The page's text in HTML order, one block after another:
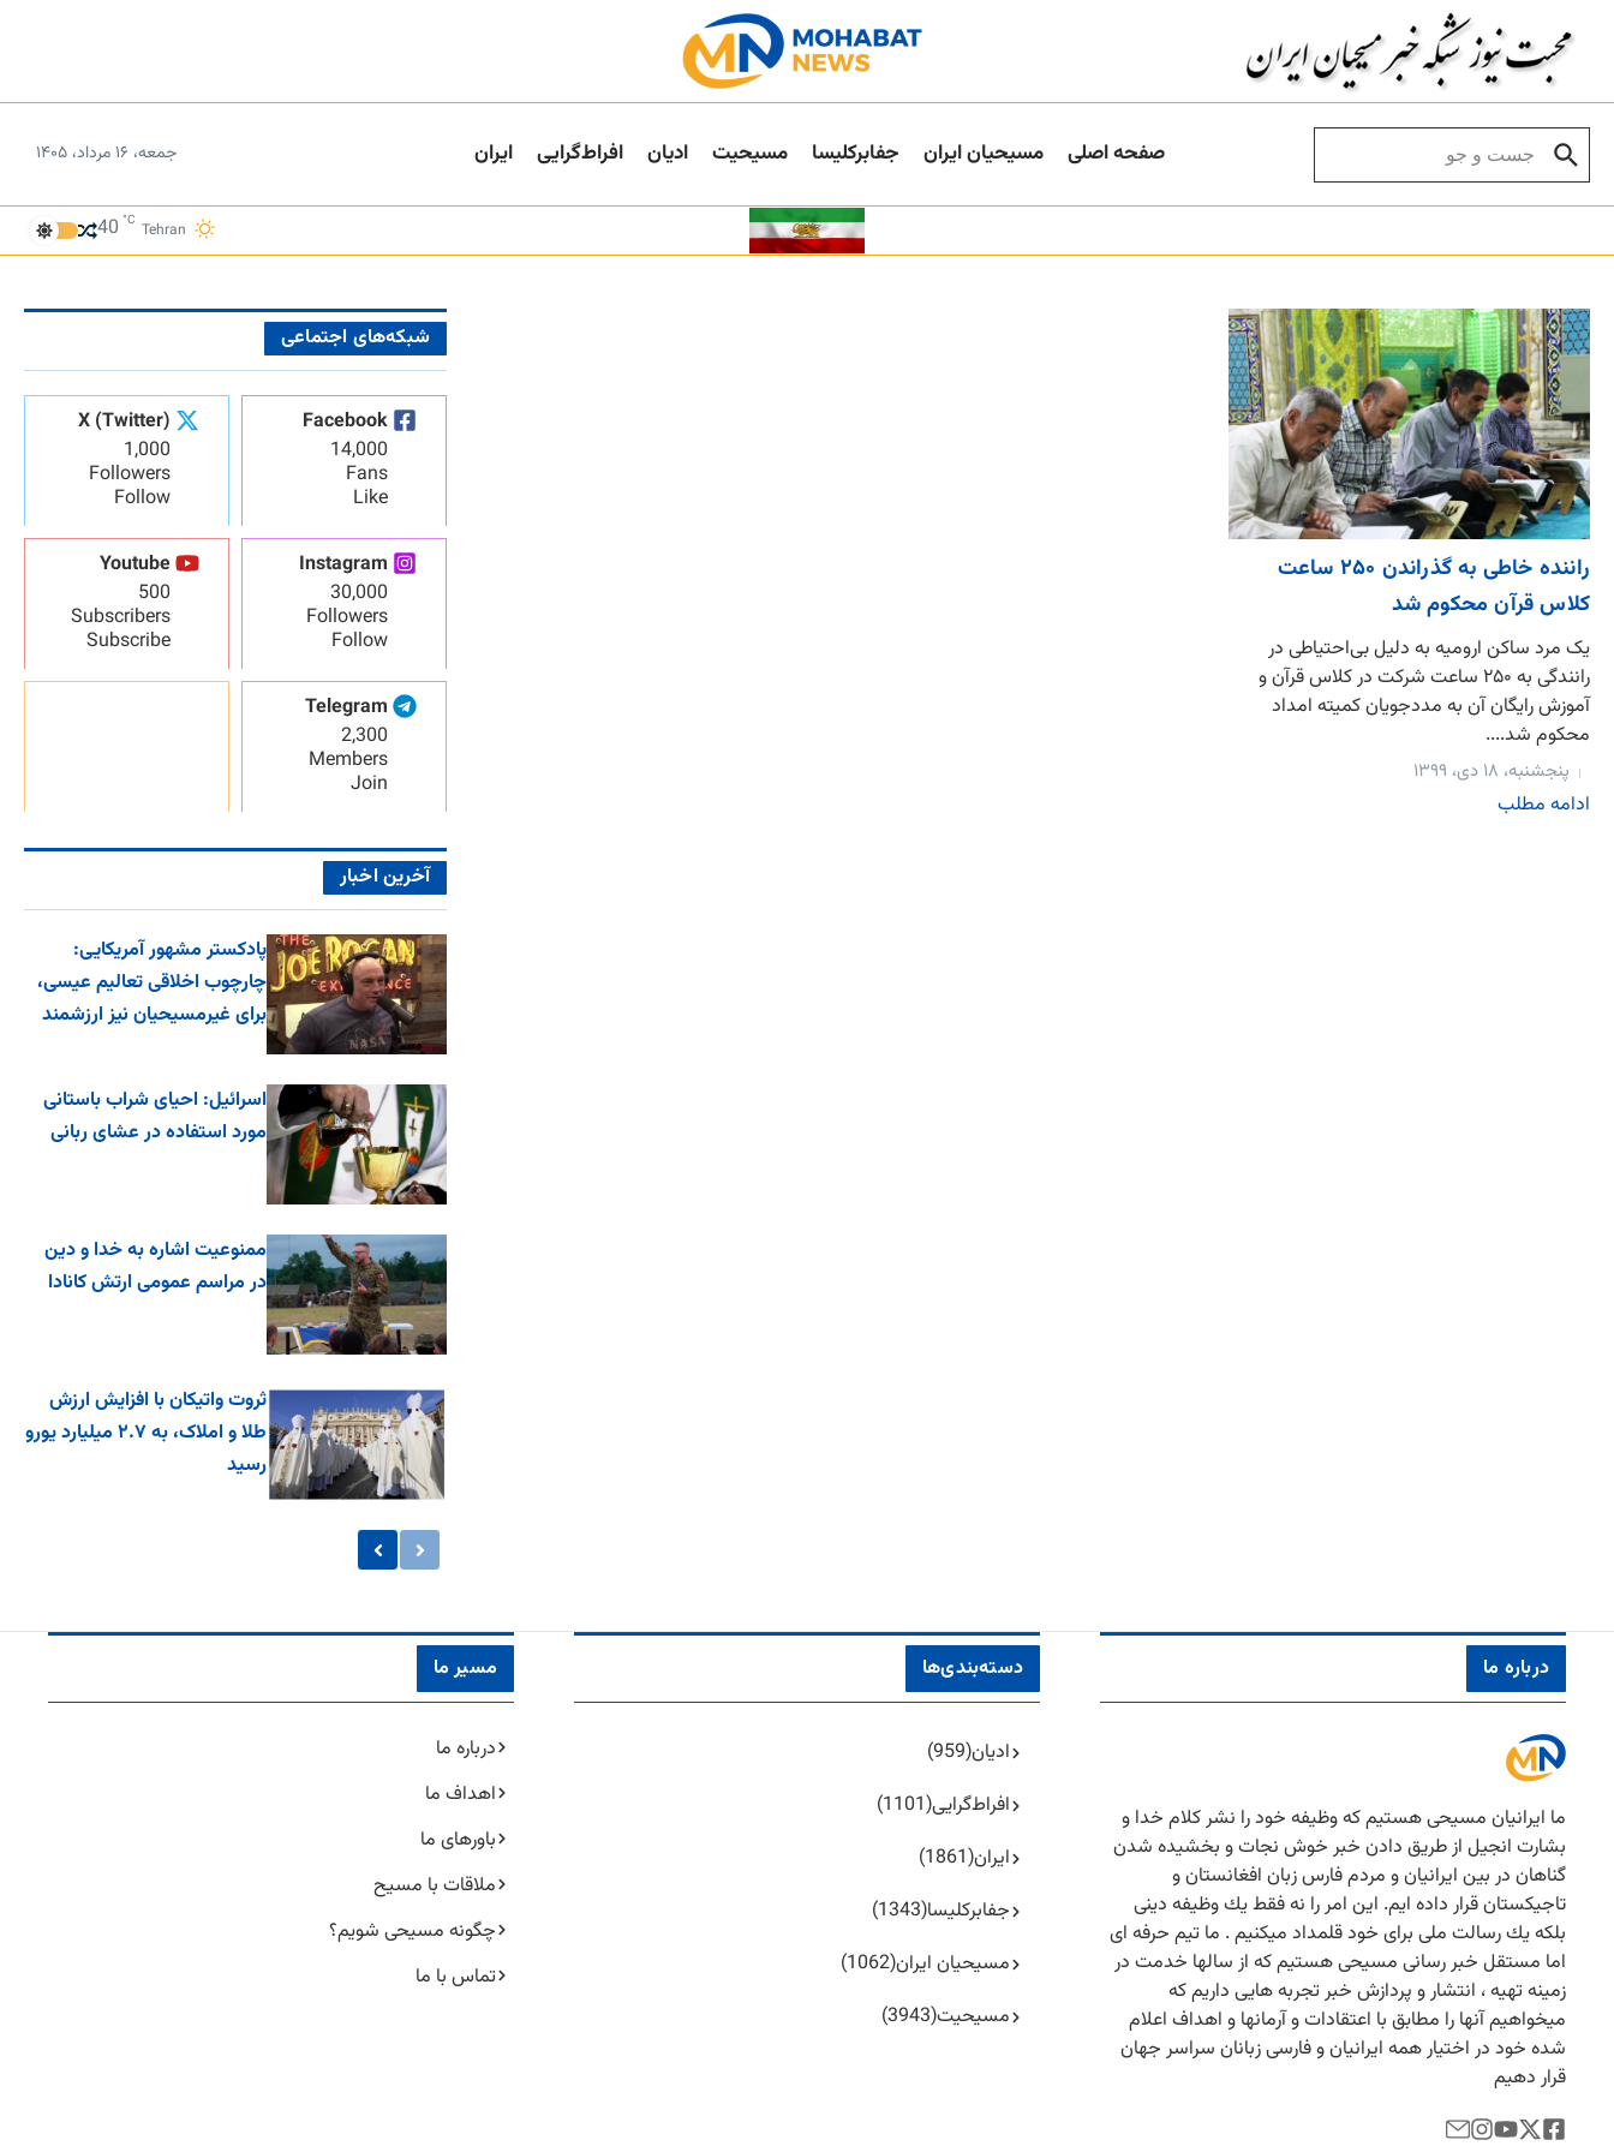
صفحه اصلی مسیحیان ایران جفا‌بر‌کلیسا مسیحیت ادیان افراط‌گرایی ایران جمعه، ۱۶ مرداد، ۱۴۰۵
Tehran
40 °C
راننده خاطی به گذراندن ۲۵۰ ساعت
کلاس قرآن محکوم شد
یک مرد ساکن ارومیه به دلیل بی‌احتیاطی در
رانندگی به ۲۵۰ ساعت شرکت در کلاس‌ قرآن و
آموزش رایگان آن به مددجویان کمیته امداد
محکوم شد....
پنجشنبه، ۱۸ دی، ۱۳۹۹
ادامه مطلب
شبکه‌های اجتماعی
Facebook
14,000
Fans
Like
X (Twitter)
1,000
Followers
Follow
Instagram
30,000
Followers
Follow
Youtube
500
Subscribers
Subscribe
Telegram
2,300
Members
Join
آخرین اخبار
پادکستر مشهور آمریکایی:
چارچوب اخلاقی تعالیم عیسی،
برای غیرمسیحیان نیز ارزشمند
اس...
اسرائیل: احیای شراب باستانی
مورد استفاده در عشای ربانی
ممنوعیت اشاره به خدا و دین
در مراسم عمومی ارتش کانادا
ثروت واتیکان با افزایش ارزش
طلا و املاک، به ۲.۷ میلیارد یورو
رسید
درباره ما
ما ایرانیان مسیحی هستیم كه وظیفه خود را نشر كلام خدا و
بشارت انجیل از طریق دادن خبر خوش نجات و بخشیده شدن
گناهان در بین ایرانیان و مردم فارس زبان افغانستان و
تاجیكستان قرار داده ایم. این امر را نه فقط یك وظیفه دینی
بلكه یك رسالت ملی برای خود قلمداد میكنیم . ما تیم حرفه ای
اما مستقل خبر رسانی مسیحی هستیم كه از سالها خدمت در
زمینه تهیه ، انتشار و پردازش خبر تجربه هایی داریم كه
میخواهیم آنها را مطابق با اعتقادات و آرمانها و اهداف اعلام
شده خود در اختیار همه ایرانیان و فارسی زبانان سراسر جهان
قرار دهیم
دسته‌بندی‌ها
ادیان(959)
افراط‌گرایی(1101)
ایران(1861)
جفا‌بر‌کلیسا(1343)
مسیحیان ایران(1062)
مسیحیت(3943)
مسیر ما
درباره ما
اهداف ما
باورهای ما
ملاقات با مسیح
چگونه مسیحی شویم؟
تماس با ما